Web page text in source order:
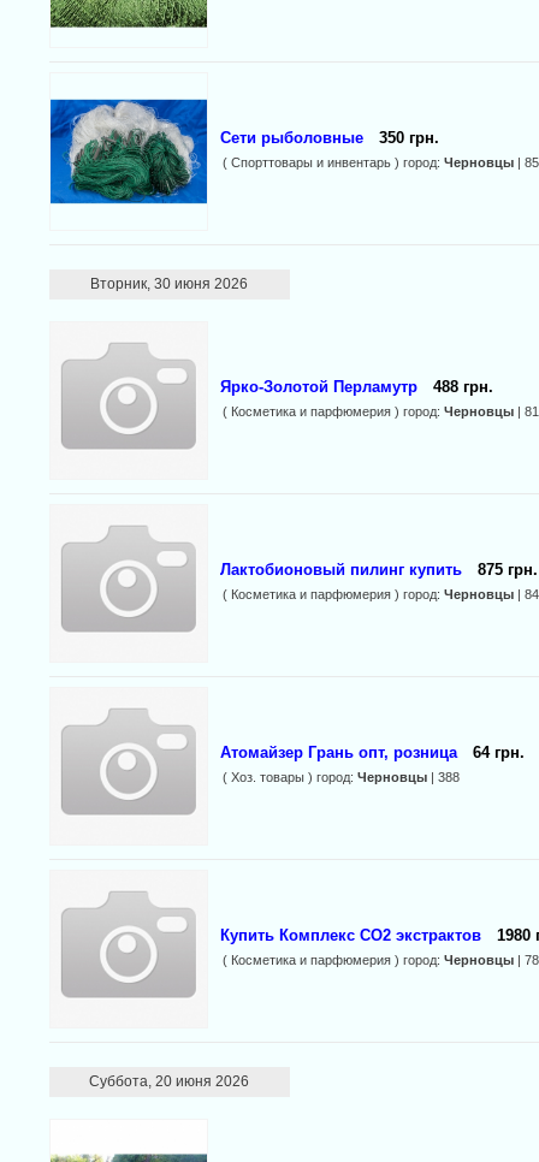
Сети рыболовные 350 грн.
( Спорттовары и инвентарь ) город: Черновцы|
Вторник, 30 июня 2026
Ярко-Золотой Перламутр 488 грн.
( Косметика и парфюмерия ) город: Черновцы|
Лактобионовый пилинг купить 875 грн.
( Косметика и парфюмерия ) город: Черновцы|
Атомайзер Грань опт, розница 64 грн.
( Хоз. товары ) город: Черновцы| 388
Купить Комплекс СО2 экстрактов 1980
( Косметика и парфюмерия ) город: Черновцы|
Суббота, 20 июня 2026